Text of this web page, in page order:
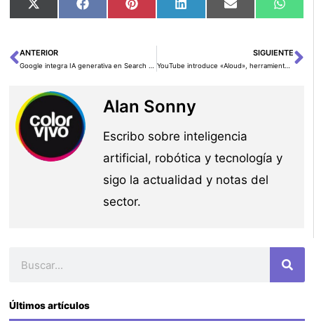
Compartir
en
X
Compartir
en
FacebookCompartir
en
PinterestCompartir
en
LinkedInCompartir
en
Email
en
Ant
ANTERIOR SIGUIENTE
Alan Sonny
Escribo sobre inteligencia
artificial, robótica y tecnología y
sigo la actualidad y notas del
sector.
Últimos artículos